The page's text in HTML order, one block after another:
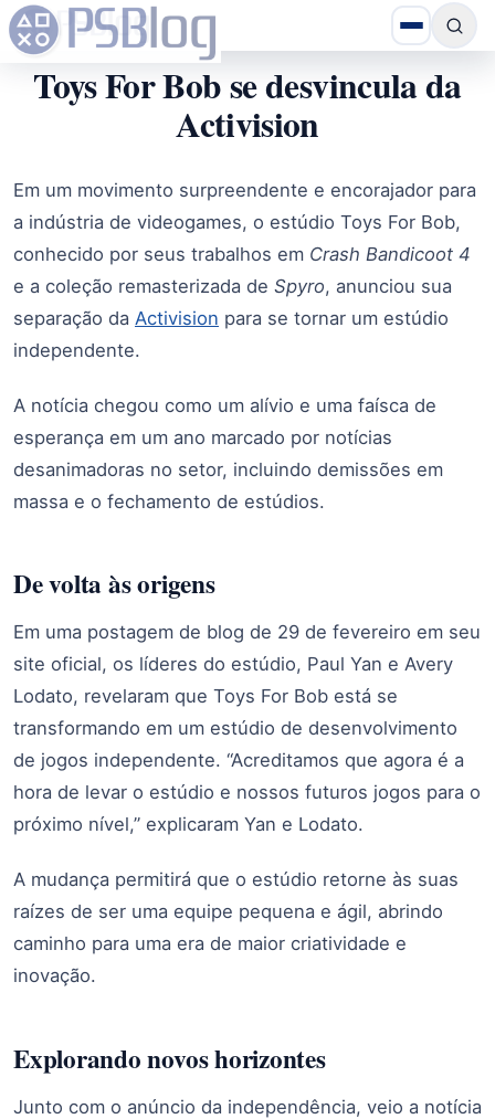
Toys For Bob se desvincula da
Activision
Em um movimento surpreendente e encorajador para
a indústria de videogames, o estúdio Toys For Bob,
conhecido por seus trabalhos em Crash Bandicoot 4
e a coleção remasterizada de Spyro, anunciou sua
separação da Activision para se tornar um estúdio
independente.
A notícia chegou como um alívio e uma faísca de
esperança em um ano marcado por notícias
desanimadoras no setor, incluindo demissões em
massa e o fechamento de estúdios.
De volta às origens
Em uma postagem de blog de 29 de fevereiro em seu
site oficial, os líderes do estúdio, Paul Yan e Avery
Lodato, revelaram que Toys For Bob está se
transformando em um estúdio de desenvolvimento
de jogos independente. “Acreditamos que agora é a
hora de levar o estúdio e nossos futuros jogos para o
próximo nível,” explicaram Yan e Lodato.
A mudança permitirá que o estúdio retorne às suas
raízes de ser uma equipe pequena e ágil, abrindo
caminho para uma era de maior criatividade e
inovação.
Explorando novos horizontes
Junto com o anúncio da independência, veio a notícia